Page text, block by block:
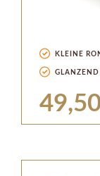
KLEINE
GLANZEND